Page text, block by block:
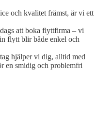
och kvalitet främst, är vi ett
att boka flyttfirma – vi
flytt blir både enkel och
hjälper vi dig, alltid med
en smidig och problemfri